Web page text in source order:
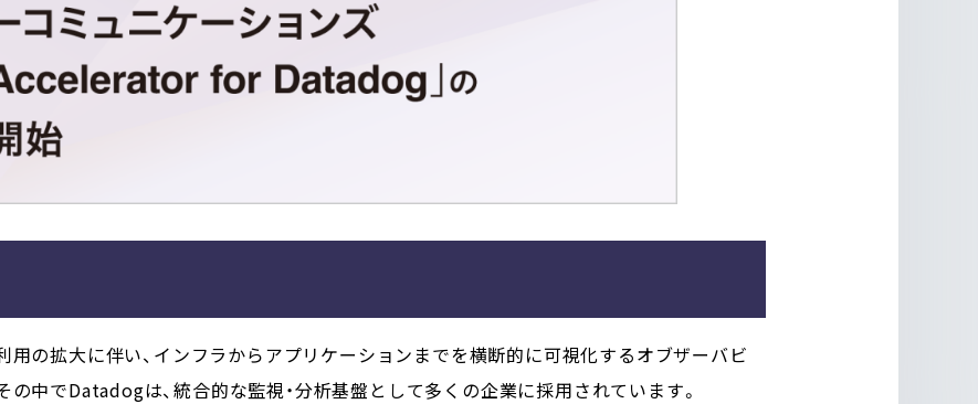
用の拡大に伴い、インフラからアプリケーションまでを横断的に可視化するオブザーバビ
の中でDatadogは、統合的な監視・分析基盤として多くの企業に採用されています。